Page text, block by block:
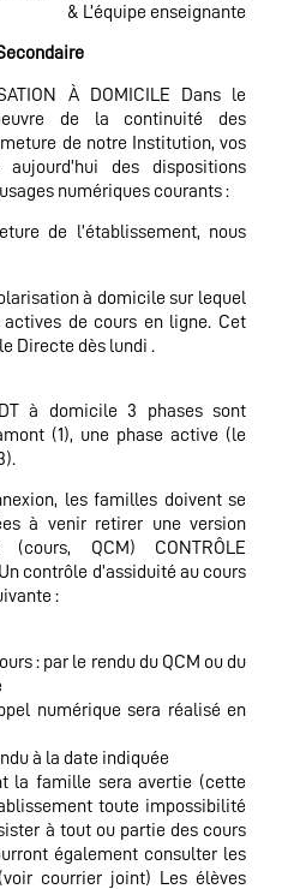
& L’équipe enseignante
À DOMICILE Dans le
de la continuité des
de notre Institution, vos
des dispositions
numériques courants :
de l’établissement, nous
à domicile sur lequel
de cours en ligne. Cet
Directe dès lundi .
à domicile 3 phases sont
(1), une phase active (le
les familles doivent se
à venir retirer une version
QCM) CONTRÔLE
Un contrôle d’assiduité au cours
:
: par le rendu du QCM ou du
numérique sera réalisé en
à la date indiquée
la famille sera avertie (cette
toute impossibilité
à tout ou partie des cours
également consulter les
courrier joint) Les élèves